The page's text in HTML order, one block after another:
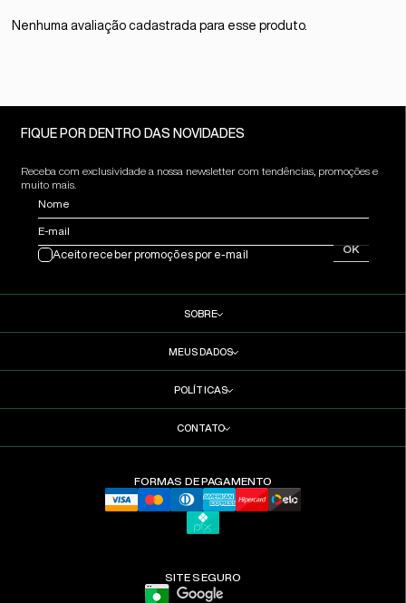
Nenhuma avaliação cadastrada para esse produto.
FIQUE POR DENTRO DAS NOVIDADES
Receba com exclusividade a nossa newsletter com tendências, promoções e
muito mais.
Nome
E-mail
OK
Aceito receber promoções por e-mail
SOBRE
MEUS DADOS
POLÍTICAS
CONTATO
FORMAS DE PAGAMENTO
SITE SEGURO